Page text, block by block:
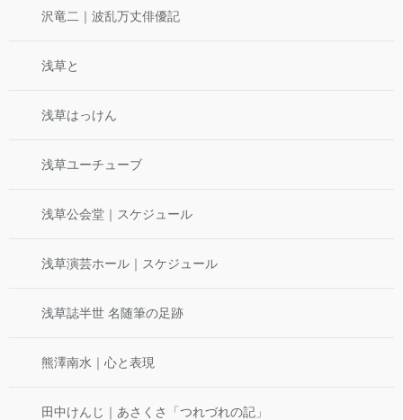
沢竜二｜波乱万丈俳優記
浅草と
浅草はっけん
浅草ユーチューブ
浅草公会堂｜スケジュール
浅草演芸ホール｜スケジュール
浅草誌半世 名随筆の足跡
熊澤南水｜心と表現
田中けんじ｜あさくさ「つれづれの記」